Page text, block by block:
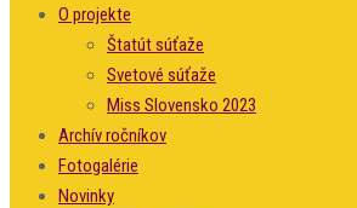
O projekte
Štatút súťaže
Svetové súťaže
Miss Slovensko 2023
Archív ročníkov
Fotogalérie
Novinky